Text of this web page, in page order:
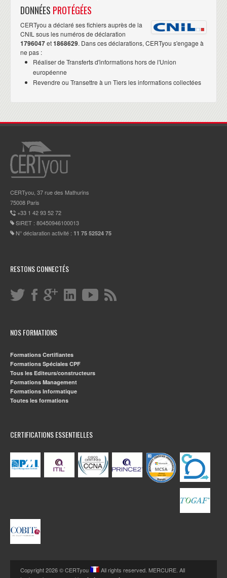
DONNÉES PROTÉGÉES
CERTyou a déclaré ses fichiers auprès de la
CNIL sous les numéros de déclaration
1796047et1868629. Dans ces déclarations, CERTyou s'engage à
ne pas :
Réaliser de Transferts d'informations hors de l'Union
européenne
Revendre ou Transettre à un Tiers les informations collectées
CERTyou, 37 rue des Mathurins
75008 Paris
+33 1 42 93 52 72
SIRET : 80450946100013
N° déclaration activité : 11 75 52524 75
RESTONS CONNECTÉS
NOS FORMATIONS
Formations Certifiantes
Formations Spéciales CPF
Tous les Editeurs/constructeurs
Formations Management
Formations Informatique
Toutes les formations
CERTIFICATIONS ESSENTIELLES
Copyright 2026 © CERTyou
All rights reserved. MERCURE. All